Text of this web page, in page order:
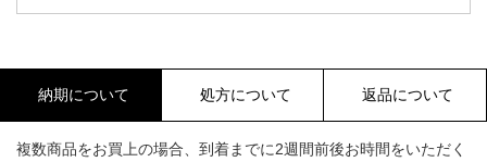
納期について 処方について 返品について
複数商品をお買上の場合、到着までに2週間前後お時間をいただく